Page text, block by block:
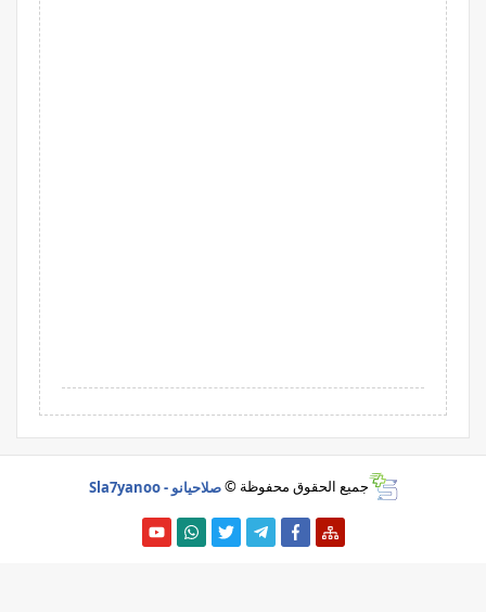
جميع الحقوق محفوظة ©صلاحيانو - Sla7yanoo